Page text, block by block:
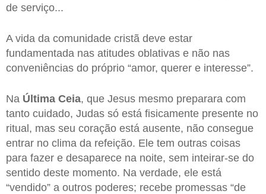
de serviço...
A vida da comunidade cristã deve estar
fundamentada nas atitudes oblativas e não nas
conveniências do próprio “amor, querer e interesse”.
Na Última Ceia, que Jesus mesmo preparara com
tanto cuidado, Judas só está fisicamente presente no
ritual, mas seu coração está ausente, não consegue
entrar no clima da refeição. Ele tem outras coisas
para fazer e desaparece na noite, sem inteirar-se do
sentido deste momento. Na verdade, ele está
“vendido” a outros poderes; recebe promessas “de